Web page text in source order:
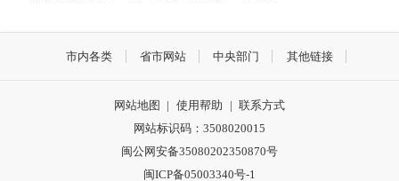
市内各类 省市网站 中央部门 其他链接
网站地图 | 使用帮助 | 联系方式
网站标识码：3508020015
闽公网安备35080202350870号
闽ICP备05003340号-1